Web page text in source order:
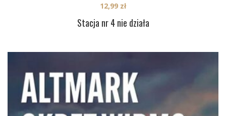
Stacja nr 4 nie działa
12,99 zł